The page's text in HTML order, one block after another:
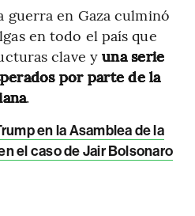
en Gaza culminó
en todo el país que
clave yuna serie
por parte de la
.
en la Asamblea de la
el caso de Jair Bolsonaro